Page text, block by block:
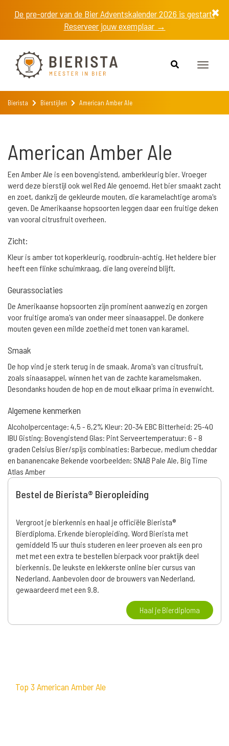
De pre-order van de Bier Adventskalender 2026 is gestart!
Reserveer jouw exemplaar →
Toggle
Bierista Bierstijlen American Amber Ale
American Amber Ale
Een Amber Ale is een bovengistend, amberkleurig bier. Vroeger
werd deze bierstijl ook wel Red Ale genoemd. Het bier smaakt zacht
en zoet, dankzij de gekleurde mouten, die karamelachtige aroma's
geven. De Amerikaanse hopsoorten leggen daar een fruitige deken
van vooral citrusfruit overheen.
Zicht:
Kleur is amber tot koperkleurig, roodbruin-achtig. Het heldere bier
heeft een flinke schuimkraag, die lang overeind blijft.
Geurassociaties
De Amerikaanse hopsoorten zijn prominent aanwezig en zorgen
voor fruitige aroma's van onder meer sinaasappel. De donkere
mouten geven een milde zoetheid met tonen van karamel.
Smaak
De hop vind je sterk terug in de smaak. Aroma's van citrusfruit,
zoals sinaasappel, winnen het van de zachte karamelsmaken.
Desondanks houden de hop en de mout elkaar prima in evenwicht.
Algemene kenmerken
Alcoholpercentage: 4,5 - 6,2% Kleur: 20-34 EBC Bitterheid: 25-40
IBU Gisting: Bovengistend Glas: Pint Serveertemperatuur: 6 - 8
graden Celsius Bier/spijs combinaties: Barbecue, medium cheddar
en bananencake Bekende voorbeelden: SNAB Pale Ale, Big Time
Atlas Amber
Bestel de Bierista® Bieropleiding
Vergroot je bierkennis en haal je officiële Bierista®
Bierdiploma. Erkende bieropleiding. Word Bierista met
gemiddeld 15 uur thuis studeren en leer proeven als een pro
met met een extra te bestellen bierpack voor praktijk deel
bierkennis. De leukste en lekkerste online bier cursus van
Nederland. Aanbevolen door de brouwers van Nederland,
gewaardeerd met een 9.8.
Haal je Bierdiploma
Top 3 American Amber Ale